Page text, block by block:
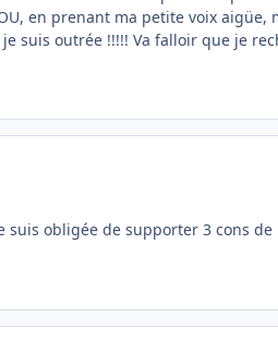
en prenant ma petite voix aigüe,
suis outrée !!!!! Va falloir que je
obligée de supporter 3 cons